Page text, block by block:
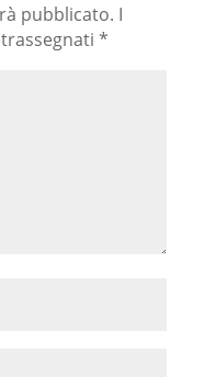
pubblicato. I
*